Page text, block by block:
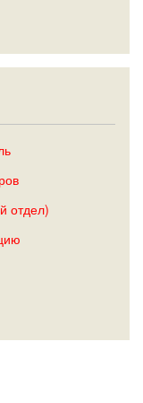
отдел)